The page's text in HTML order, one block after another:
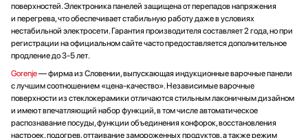
поверхностей. Электроника панелей защищена от перепадов напряжения
и перегрева, что обеспечивает стабильную работу даже в условиях
нестабильной электросети. Гарантия производителя составляет 2 года, но при
регистрации на официальном сайте часто предоставляется дополнительное
продление до 3-5 лет.
Gorenje— фирма из Словении, выпускающая индукционные варочные панели
с лучшим соотношением «цена-качество». Независимые варочные
поверхности из стеклокерамики отличаются стильным лаконичным дизайном
и имеют впечатляющий набор функций, в том числе автоматическое
распознавание посуды, функции объединения конфорок, восстановления
настроек, подогрев, оттаивание замороженных продуктов, а также режим